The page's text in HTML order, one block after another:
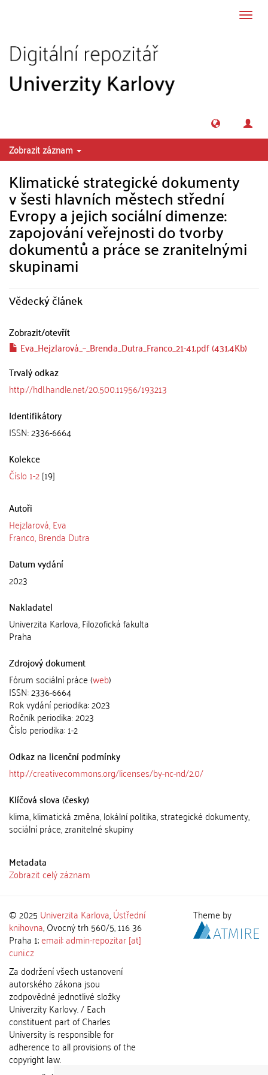
Zobrazit záznam
Klimatické strategické dokumenty
v šesti hlavních městech střední
Evropy a jejich sociální dimenze:
zapojování veřejnosti do tvorby
dokumentů a práce se zranitelnými
skupinami
Vědecký článek
Zobrazit/otevřít
Eva_Hejzlarová_–_Brenda_Dutra_Franco_21-41.pdf (431.4Kb)
Trvalý odkaz
http://hdl.handle.net/20.500.11956/193213
Identifikátory
ISSN: 2336-6664
Kolekce
Číslo 1-2[19]
Autoři
Hejzlarová, Eva
Franco, Brenda Dutra
Datum vydání
2023
Nakladatel
Univerzita Karlova, Filozofická fakulta
Praha
Zdrojový dokument
Fórum sociální práce (web)
ISSN: 2336-6664
Rok vydání periodika: 2023
Ročník periodika: 2023
Číslo periodika: 1-2
Odkaz na licenční podmínky
http://creativecommons.org/licenses/by-nc-nd/2.0/
Klíčová slova (česky)
klima, klimatická změna, lokální politika, strategické dokumenty,
sociální práce, zranitelné skupiny
Metadata
Zobrazit celý záznam
© 2025 Univerzita Karlova,Ústřední
knihovna, Ovocný trh 560/5, 116 36
Praha 1;email: admin-repozitar [at]
cuni.cz
Za dodržení všech ustanovení
autorského zákona jsou
zodpovědné jednotlivé složky
Univerzity Karlovy. / Each
constituent part of Charles
University is responsible for
adherence to all provisions of the
copyright law.
Theme by